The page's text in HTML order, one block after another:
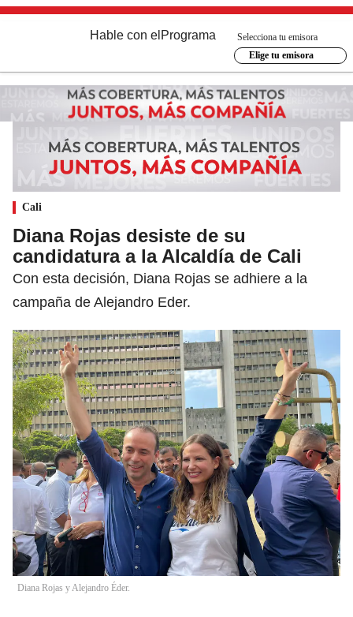
Hable con el Programa
Selecciona tu emisora
Elige tu emisora
Cali
Diana Rojas desiste de su
candidatura a la Alcaldía de Cali
Con esta decisión, Diana Rojas se adhiere a la
campaña de Alejandro Eder.
Diana Rojas y Alejandro Éder.